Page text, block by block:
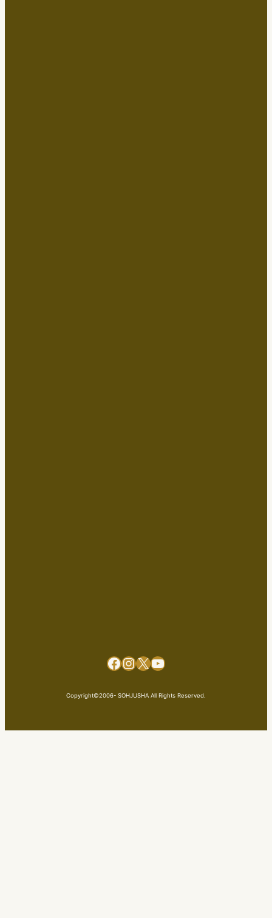
Facebook
Instagram
X YouTube
Copyright©2006- SOHJUSHA All Rights Reserved.